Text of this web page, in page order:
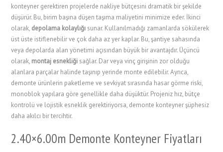
konteyner gerektiren projelerde nakliye bütçesini dramatik bir şekilde
düşürür. Bu, birim başına düşen taşıma maliyetini minimize eder. İkinci
olarak, depolama kolaylığı sunar. Kullanılmadığı zamanlarda sökülerek
üst üste istiflenebilir ve çok daha az yer kaplar. Bu, şantiye sahasında
veya depolarda alan yönetimi açısından büyük bir avantajdır. Üçüncü
olarak, montaj esnekliği sağlar. Dar veya vinç girişinin zor olduğu
alanlara parçalar halinde taşınıp yerinde monte edilebilir. Ayrıca,
demonte ürünlerin paketleme ve sevkiyat sırasında hasar görme riski,
monoblok yapılara göre genellikle daha düşüktür. Projeniz hız, bütçe
kontrolü ve lojistik esneklik gerektiriyorsa, demonte konteyner şüphesiz
daha akılcı bir tercihtir.
2.40×6.00m Demonte Konteyner Fiyatları